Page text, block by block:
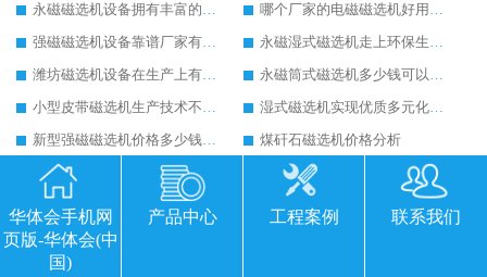
永磁磁选机设备拥有丰富的经济和社会价值
哪个厂家的电磁磁选机好用又便宜
强磁磁选机设备靠谱厂家有哪些特点
永磁湿式磁选机走上环保生产之路
潍坊磁选机设备在生产上有哪些优势
永磁筒式磁选机多少钱可以买到
小型皮带磁选机生产技术不断提升
湿式磁选机实现优质多元化发展
新型强磁磁选机价格多少钱一台
煤矸石磁选机价格分析
选择石英砂磁选设备环保生产效果明显
永磁湿式磁选机用实力创造美好未来
哪里生产的磁选机工作更环保
湿式滚筒磁选机追求创新生产
华体会手机网
页版-华体会(中
国)
产品中心 工程案例 联系我们